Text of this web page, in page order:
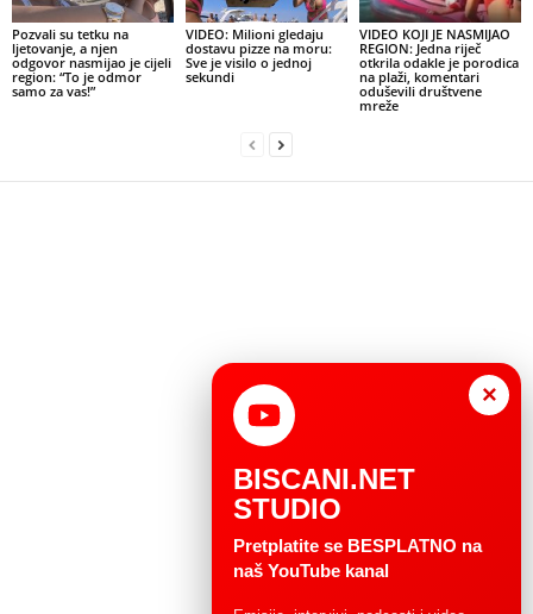
Pozvali su tetku na
ljetovanje, a njen
odgovor nasmijao je cijeli
region: “To je odmor
samo za vas!”
VIDEO: Milioni gledaju
dostavu pizze na moru:
Sve je visilo o jednoj
sekundi
VIDEO KOJI JE NASMIJAO
REGION: Jedna riječ
otkrila odakle je porodica
na plaži, komentari
oduševili društvene
mreže
×
BISCANI.NET
STUDIO
Pretplatite se BESPLATNO na
naš YouTube kanal